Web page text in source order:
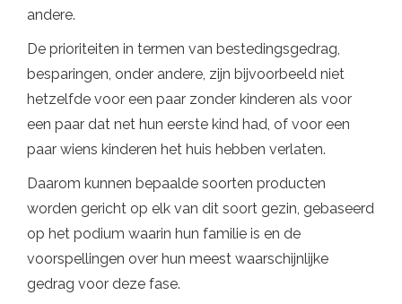
andere.
De prioriteiten in termen van bestedingsgedrag,
besparingen, onder andere, zijn bijvoorbeeld niet
hetzelfde voor een paar zonder kinderen als voor
een paar dat net hun eerste kind had, of voor een
paar wiens kinderen het huis hebben verlaten.
Daarom kunnen bepaalde soorten producten
worden gericht op elk van dit soort gezin, gebaseerd
op het podium waarin hun familie is en de
voorspellingen over hun meest waarschijnlijke
gedrag voor deze fase.